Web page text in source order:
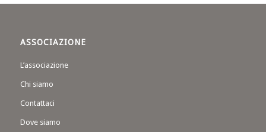
ASSOCIAZIONE
L’associazione
Chi siamo
Contattaci
Dove siamo